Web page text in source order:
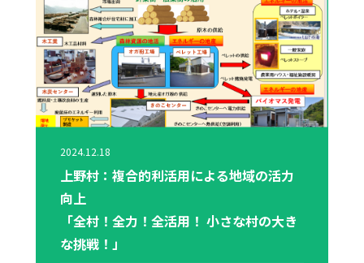
2024.12.18
上野村：複合的利活用による地域の活力
向上
「全村！全力！全活用！ 小さな村の大き
な挑戦！」